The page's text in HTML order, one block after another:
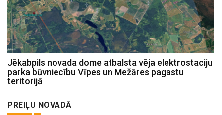
Jēkabpils novada dome atbalsta vēja elektrostaciju
parka būvniecību Vīpes un Mežāres pagastu
teritorijā
PREIĻU NOVADĀ